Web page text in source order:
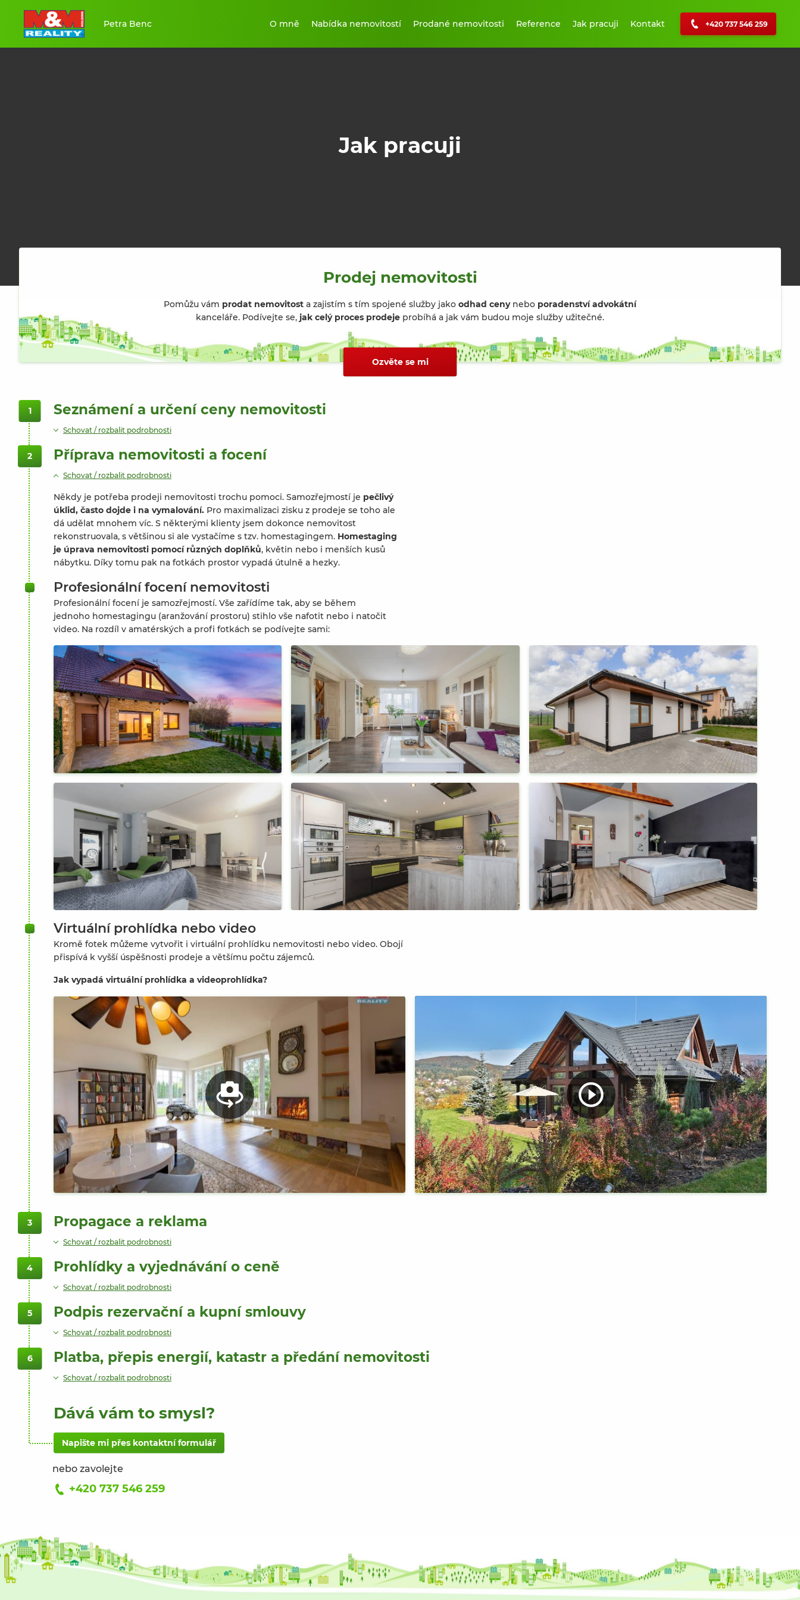
O mně Nabídka nemovitostí Prodané nemovitosti Reference Jak pracuji Kontakt
Petra Benc +420 737 546 259
Jak pracuji
Prodej nemovitosti
Pomůžu vám prodat nemovitosta zajistím s tím spojené služby jako odhad cenynebo poradenství advokátní
kanceláře. Podívejte se, jak celý proces prodejeprobíhá a jak vám budou moje služby užitečné.
Ozvěte se mi
1 Seznámení a určení ceny nemovitosti
Schovat / rozbalit podrobnosti
2 Příprava nemovitosti a focení
Schovat / rozbalit podrobnosti
Někdy je potřeba prodeji nemovitosti trochu pomoci. Samozřejmostí je pečlivý
úklid, často dojde i na vymalování. Pro maximalizaci zisku z prodeje se toho ale
dá udělat mnohem víc. S některými klienty jsem dokonce nemovitost
rekonstruovala, s většinou si ale vystačíme s tzv. homestagingem. Homestaging
je úprava nemovitosti pomocí různých doplňků, květin nebo i menších kusů
nábytku. Díky tomu pak na fotkách prostor vypadá útulně a hezky.
Profesionální focení nemovitosti
Profesionální focení je samozřejmostí. Vše zařídíme tak, aby se během
jednoho homestagingu (aranžování prostoru) stihlo vše nafotit nebo i natočit
video. Na rozdíl v amatérských a profi fotkách se podívejte sami:
Virtuální prohlídka nebo video
Kromě fotek můžeme vytvořit i virtuální prohlídku nemovitosti nebo video. Obojí
přispívá k vyšší úspěšnosti prodeje a většímu počtu zájemců.
Jak vypadá virtuální prohlídka a videoprohlídka?
3 Propagace a reklama
Schovat / rozbalit podrobnosti
4 Prohlídky a vyjednávání o ceně
Schovat / rozbalit podrobnosti
5 Podpis rezervační a kupní smlouvy
Schovat / rozbalit podrobnosti
6 Platba, přepis energií, katastr a předání nemovitosti
Schovat / rozbalit podrobnosti
Dává vám to smysl?
Napište mi přes kontaktní formulář
nebo zavolejte
+420 737 546 259